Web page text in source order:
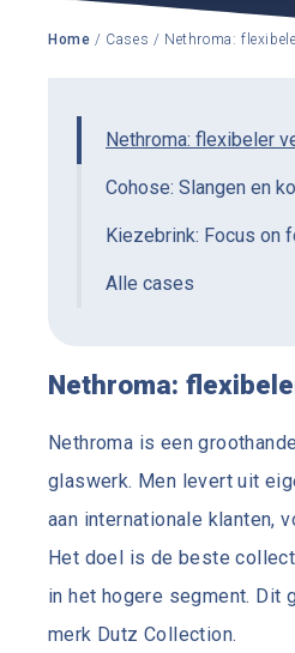
Home / Cases / Nethroma:
Nethroma: flexibeler
Cohose: Slangen en
Kiezebrink: Focus on
Alle cases
Nethroma:
Nethroma is een
glaswerk. Men levert uit
aan internationale klanten,
Het doel is de beste
in het hogere segment. Dit
merk Dutz Collection.